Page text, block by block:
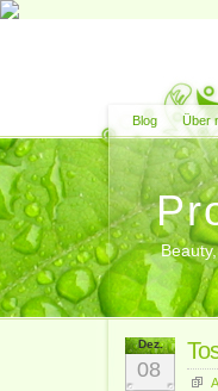
Blog Über
Dez.
08